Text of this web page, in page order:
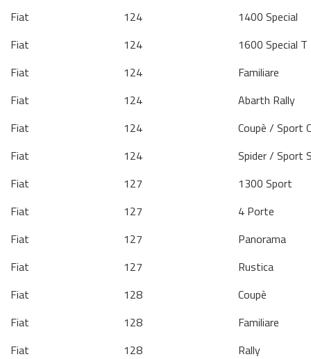
Fiat
124
1400 Special
Fiat
124
1600 Special T
Fiat
124
Familiare
Fiat
124
Abarth Rally
Fiat
124
Coupè / Sport
Fiat
124
Spider / Sport
Fiat
127
1300 Sport
Fiat
127
4 Porte
Fiat
127
Panorama
Fiat
127
Rustica
Fiat
128
Coupè
Fiat
128
Familiare
Fiat
128
Rally